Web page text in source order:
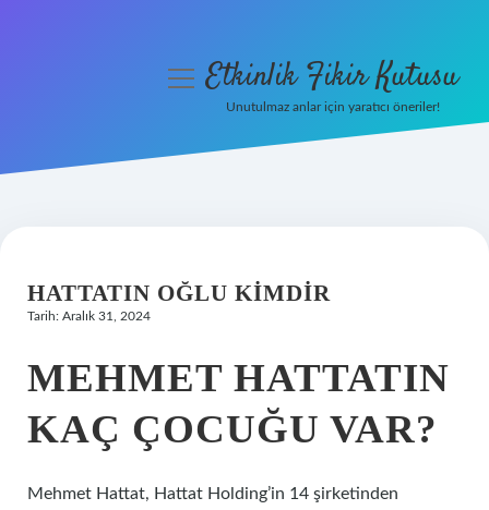
Hakkımızda
menüyüEtkinlik Fikir Kutusu
Unutulmaz anlar için yaratıcı öneriler!
HATTATIN OĞLU KIMDIR
Tarih: Aralık 31, 2024
MEHMET HATTATIN
KAÇ ÇOCUĞU VAR?
Mehmet Hattat, Hattat Holding’in 14 şirketinden